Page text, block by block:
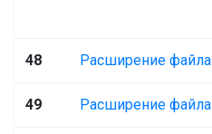
48 Расширение файла
49 Расширение файла